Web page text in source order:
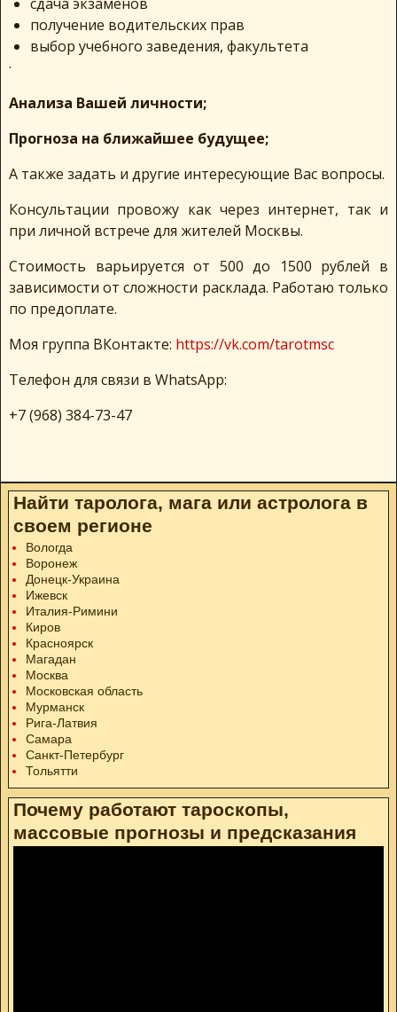
получение водительских прав
выбор учебного заведения, факультета
·
Анализа Вашей личности;
Прогноза на ближайшее будущее;
А также задать и другие интересующие Вас вопросы.
Консультации провожу как через интернет, так и
при личной встрече для жителей Москвы.
Стоимость варьируется от 500 до 1500 рублей в
зависимости от сложности расклада. Работаю только
по предоплате.
Моя группа ВКонтакте: https://vk.com/tarotmsc
Телефон для связи в WhatsApp:
+7 (968) 384-73-47
Найти таролога, мага или астролога в
своем регионе
Вологда
Воронеж
Донецк-Украина
Ижевск
Италия-Римини
Киров
Красноярск
Магадан
Москва
Московская область
Мурманск
Рига-Латвия
Самара
Санкт-Петербург
Тольятти
Почему работают тароскопы,
массовые прогнозы и предсказания